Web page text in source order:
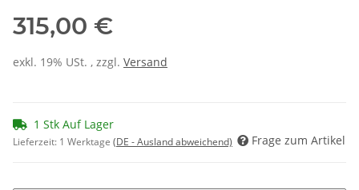
315,00 €
exkl. 19% USt. , zzgl. Versand
1 Stk Auf Lager
Lieferzeit: 1 Werktage (DE - Ausland abweichend) Frage zum Artikel